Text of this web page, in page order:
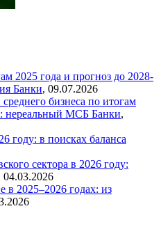
2025 года и прогноз до 2028-
Банки, 09.07.2026
бизнеса по итогам
нереальный МСБ Банки,
году: в поисках баланса
сектора в 2026 году:
04.03.2026
в 2025–2026 годах: из